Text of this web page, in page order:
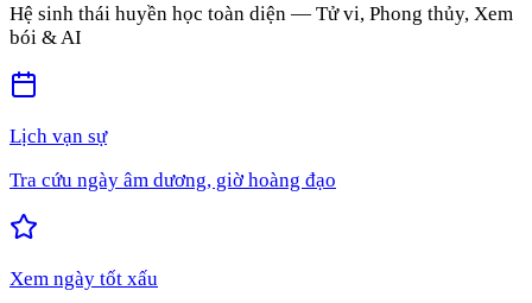
Hệ sinh thái huyền học toàn diện — Tử vi, Phong thủy, Xem
bói & AI
Lịch vạn sự
Tra cứu ngày âm dương, giờ hoàng đạo
Xem ngày tốt xấu